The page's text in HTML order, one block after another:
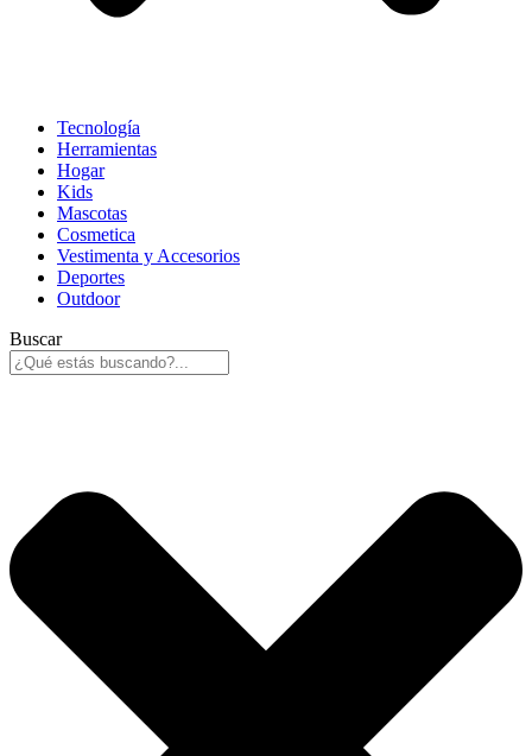
Tecnología
Herramientas
Hogar
Kids
Mascotas
Cosmetica
Vestimenta y Accesorios
Deportes
Outdoor
Buscar